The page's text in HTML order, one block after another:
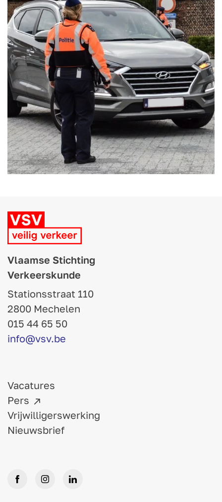
Vlaamse Stichting
Verkeerskunde
Stationsstraat 110
2800 Mechelen
015 44 65 50
info@vsv.be
Vacatures
Pers
Vrijwilligerswerking
Nieuwsbrief